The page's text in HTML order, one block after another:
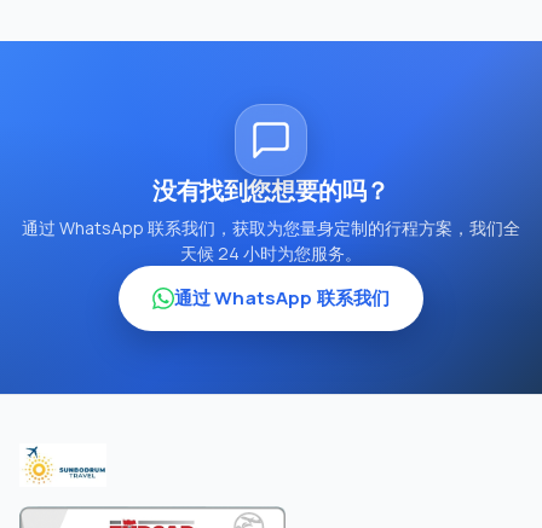
没有找到您想要的吗？
通过 WhatsApp 联系我们，获取为您量身定制的行程方案，我们全
天候 24 小时为您服务。
通过 WhatsApp 联系我们